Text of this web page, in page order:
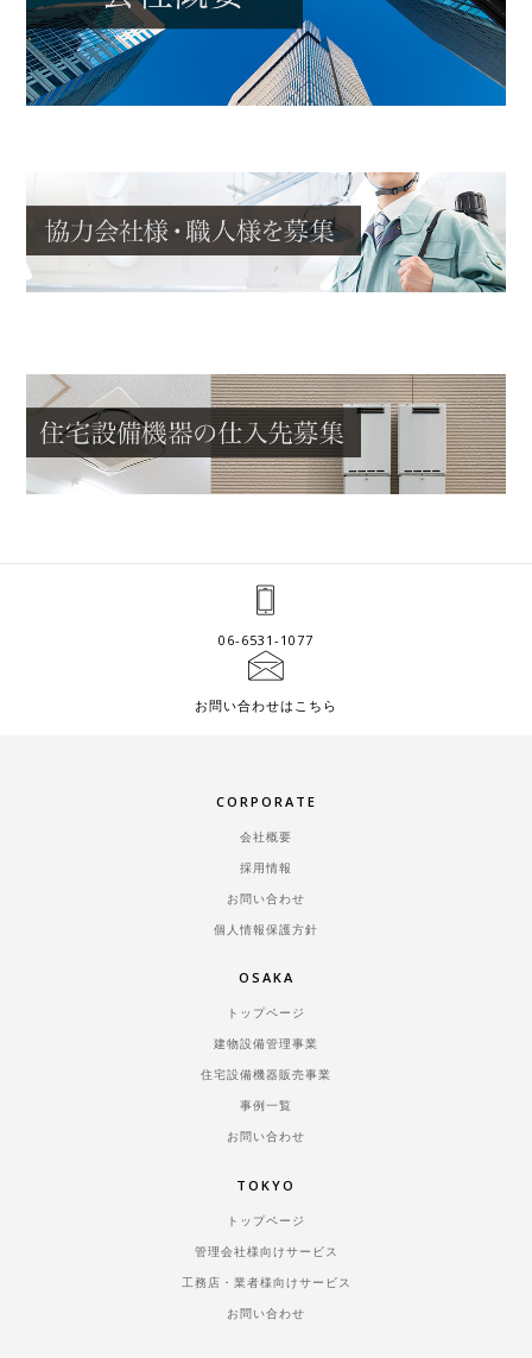
06-6531-1077
お問い合わせはこちら
CORPORATE
会社概要
採用情報
お問い合わせ
個人情報保護方針
OSAKA
トップページ
建物設備管理事業
住宅設備機器販売事業
事例一覧
お問い合わせ
TOKYO
トップページ
管理会社様向けサービス
工務店・業者様向けサービス
お問い合わせ